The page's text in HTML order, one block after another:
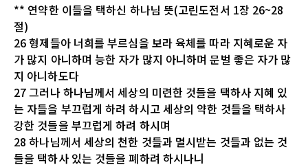
** 연약한 이들을 택하신 하나님 뜻(고린도전서 1장 26~28
절)
26 형제들아 너희를 부르심을 보라 육체를 따라 지혜로운 자
가 많지 아니하며 능한 자가 많지 아니하며 문벌 좋은 자가 많
지 아니하도다
27 그러나 하나님께서 세상의 미련한 것들을 택하사 지혜 있
는 자들을 부끄럽게 하려 하시고 세상의 약한 것들을 택하사
강한 것들을 부끄럽게 하려 하시며
28 하나님께서 세상의 천한 것들과 멸시받는 것들과 없는 것
들을 택하사 있는 것들을 폐하려 하시나니